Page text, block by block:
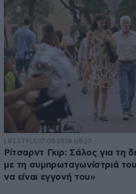
LIFESTYLE07·08·2026 08:23
Ρίτσαρντ Γκιρ: Σάλος για τη
με τη συμπρωταγωνίστριά
να είναι εγγονή του»